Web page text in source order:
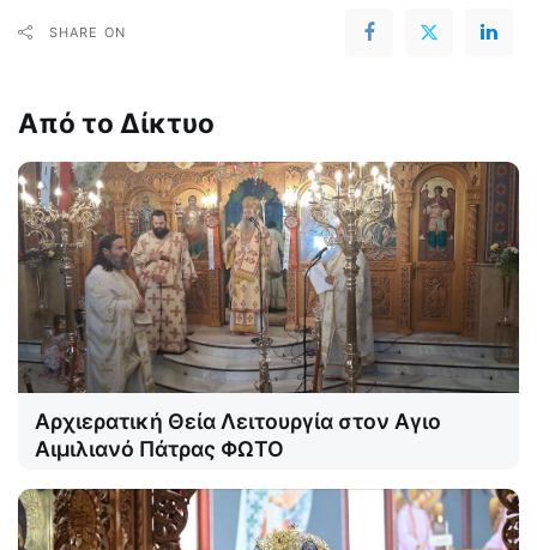
SHARE ON
Από το Δίκτυο
Αρχιερατική Θεία Λειτουργία στον Αγιο
Αιμιλιανό Πάτρας ΦΩΤΟ